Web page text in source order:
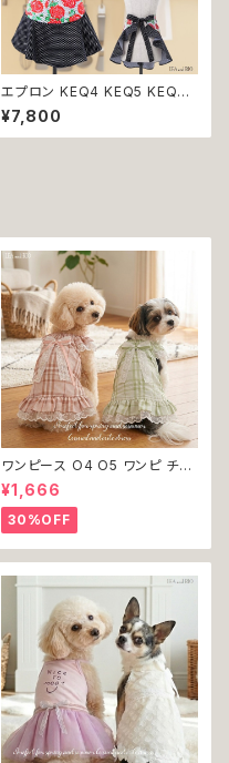
エプロン KEQ4 KEQ5 KEQ6
KEQ7 KEQ9 KAHRI HOME
カーリ・ホーム キッチン雑貨 キ
ッチン小物 プレゼント 贈り物 送
¥7,800
ワンピース O4 O5 ワンピ チェ
ック プリーツ レース 女の子 犬
犬服 小型 猫 服 洋服 ペット do
g ドッグウェア おしゃれ かわい
い 返品交換不可
¥1,666
30%OFF